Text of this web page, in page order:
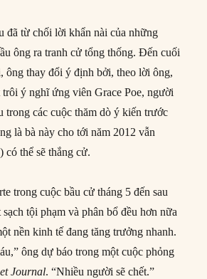
đã từ chối lời khẩn nài của những
ông ra tranh cử tổng thống. Đến cuối
ông thay đổi ý định bởi, theo lời ông,
ý nghĩ ứng viên Grace Poe, người
trong các cuộc thăm dò ý kiến trước
là bà này cho tới năm 2012 vẫn
có thể sẽ thắng cử.
trong cuộc bầu cử tháng 5 đến sau
tội phạm và phân bổ đều hơn nữa
nền kinh tế đang tăng trưởng nhanh.
ông dự báo trong một cuộc phỏng
Journal. “Nhiều người sẽ chết.”